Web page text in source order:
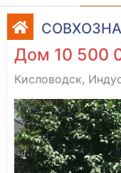
Дом 10 500
Кисловодск,